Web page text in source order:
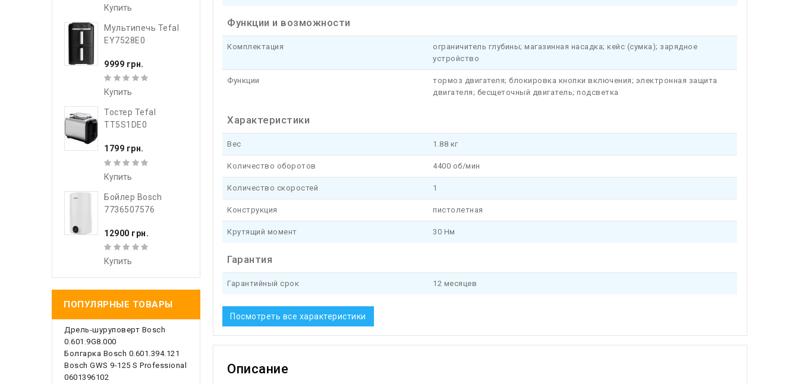
Купить
Мультипечь Tefal
EY7528E0
9999 грн.
Купить
Тостер Tefal
TT5S1DE0
1799 грн.
Купить
Бойлер Bosch
7736507576
12900 грн.
Купить
ПОПУЛЯРНЫЕ ТОВАРЫ
Дрель-шуруповерт Bosch
0.601.9G8.000
Болгарка Bosch 0.601.394.121
Bosch GWS 9-125 S Professional
0601396102
Функции и возможности
Комплектация
ограничитель глубины; магазинная насадка; кейс (сумка); зарядное
устройство
Функции
тормоз двигателя; блокировка кнопки включения; электронная защита
двигателя; бесщеточный двигатель; подсветка
Характеристики
Вес 1.88 кг
Количество оборотов 4400 об/мин
Количество скоростей 1
Конструкция пистолетная
Крутящий момент 30 Нм
Гарантия
Гарантийный срок 12 месяцев
Посмотреть все характеристики
Описание